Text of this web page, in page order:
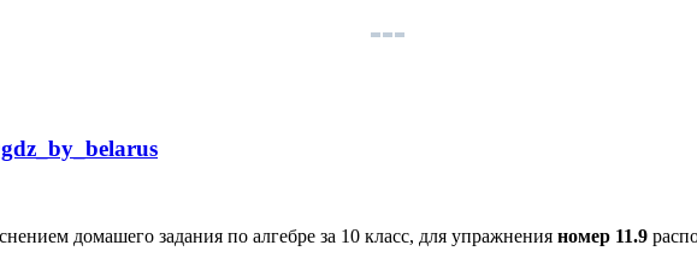
домашего задания по алгебре за 10 класс, для упражнения номер 11.9